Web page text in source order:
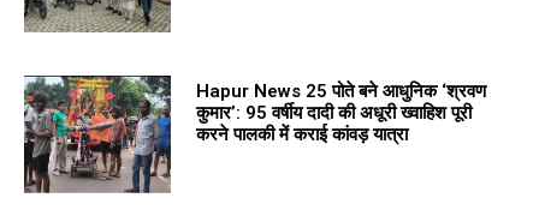
Hapur News 25 पोते बने आधुनिक ‘श्रवण
कुमार’: 95 वर्षीय दादी की अधूरी ख्वाहिश पूरी
करने पालकी में कराई कांवड़ यात्रा